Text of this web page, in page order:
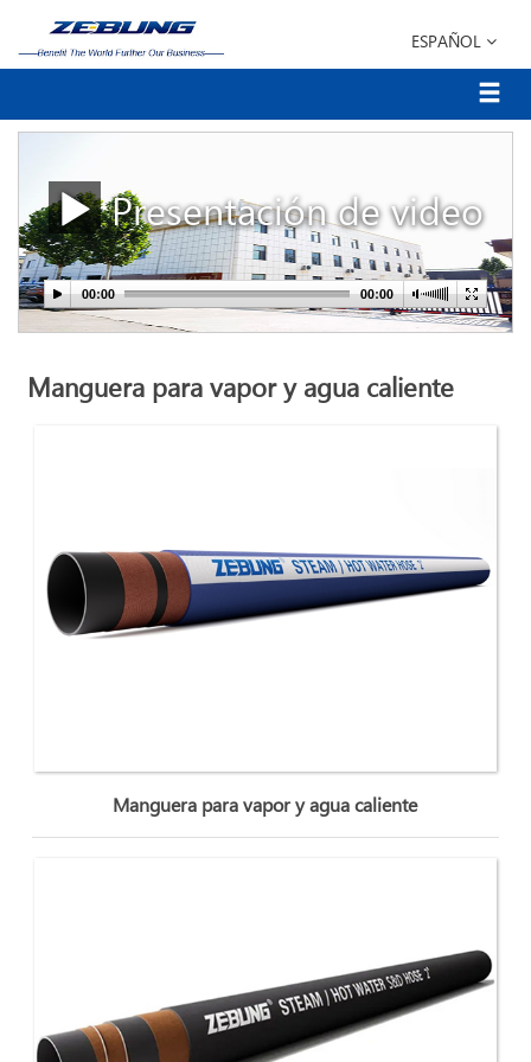
ESPAÑOL
Presentación de video
Manguera para vapor y agua caliente
Manguera para vapor y agua caliente